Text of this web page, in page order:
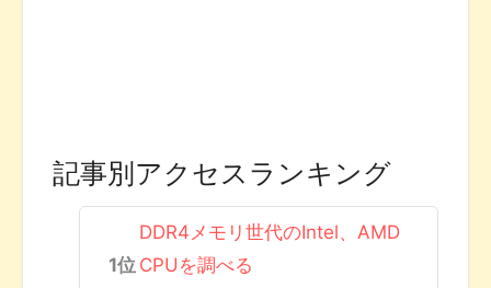
記事別アクセスランキング
DDR4メモリ世代のIntel、AMD
CPUを調べる